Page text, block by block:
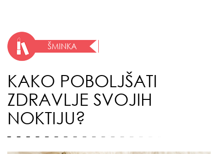
ŠMINKA
KAKO POBOLJŠATI
ZDRAVLJE SVOJIH
NOKTIJU?